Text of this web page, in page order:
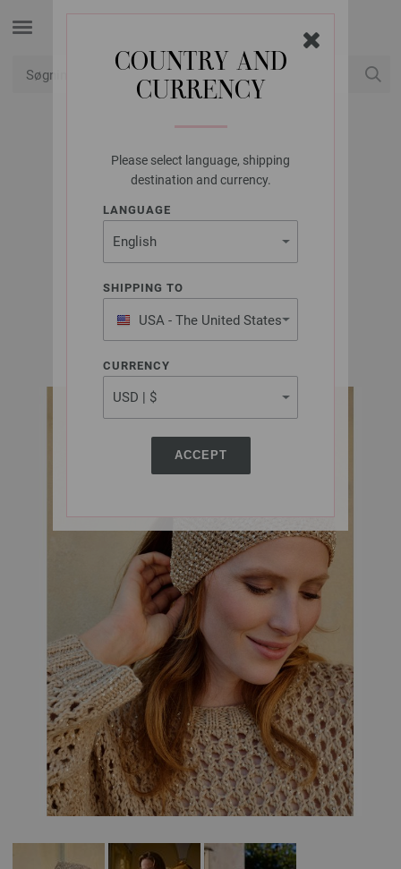
COUNTRY AND
CURRENCY
Please select language, shipping
destination and currency.
LANGUAGE
SHIPPING TO
USA - The United States
of America
CURRENCY
ACCEPT
LANA GROSSA
PAILLET-
HOVEDTØRKLÆDE
GLAMOUR